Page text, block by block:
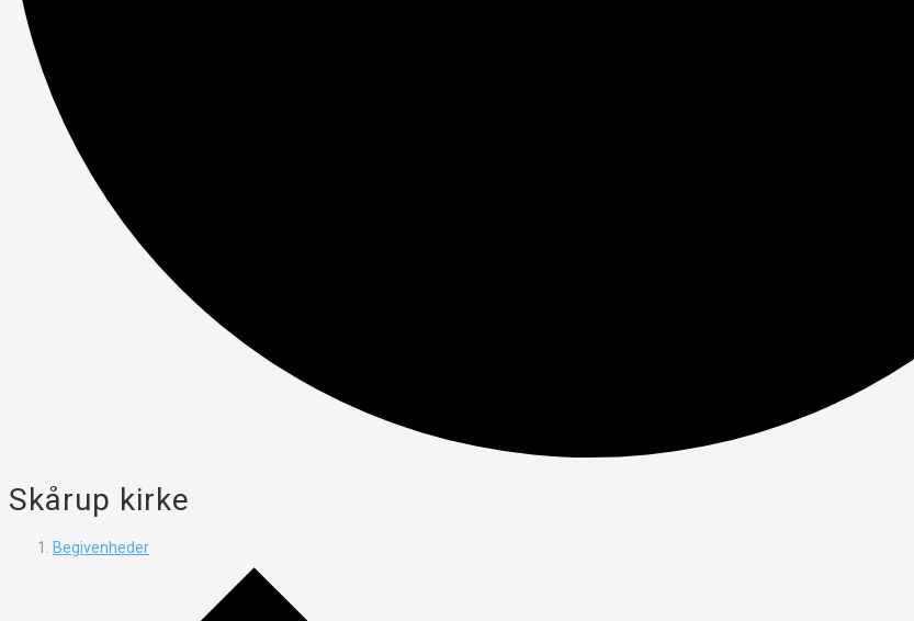
Skårup kirke
Begivenheder